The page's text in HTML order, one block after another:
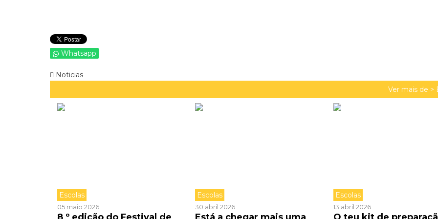
Whatsapp
Noticias
Ver mais de >
Escolas
05 maio 2026
Escolas
30 abril 2026
Escolas
13 abril 2026